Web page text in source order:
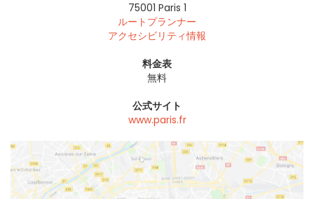
75001 Paris 1
ルートプランナー
アクセシビリティ情報
料金表
無料
公式サイト
www.paris.fr